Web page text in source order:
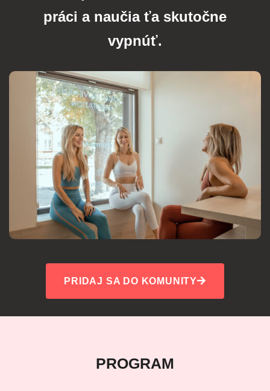
práci a naučia ťa skutočne
vypnúť.
PRIDAJ SA DO KOMUNITY
PROGRAM